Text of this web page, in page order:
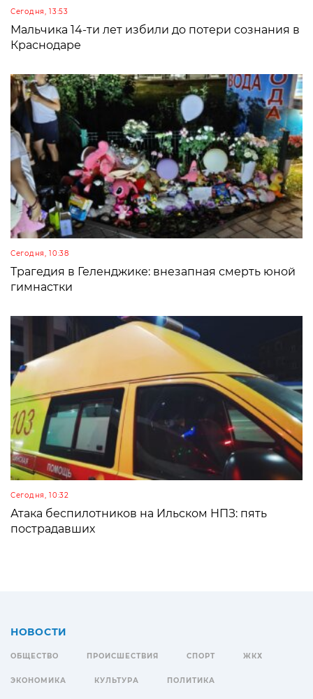
Сегодня, 13:53
Мальчика 14-ти лет избили до потери сознания в
Краснодаре
Сегодня, 10:38
Трагедия в Геленджике: внезапная смерть юной
гимнастки
Сегодня, 10:32
Атака беспилотников на Ильском НПЗ: пять
пострадавших
НОВОСТИ
ОБЩЕСТВО ПРОИСШЕСТВИЯ СПОРТ ЖКХ
ЭКОНОМИКА КУЛЬТУРА ПОЛИТИКА